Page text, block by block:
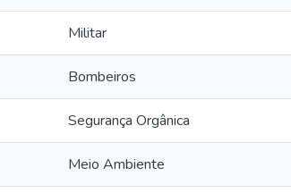
Militar
Bombeiros
Segurança Orgânica
Meio Ambiente